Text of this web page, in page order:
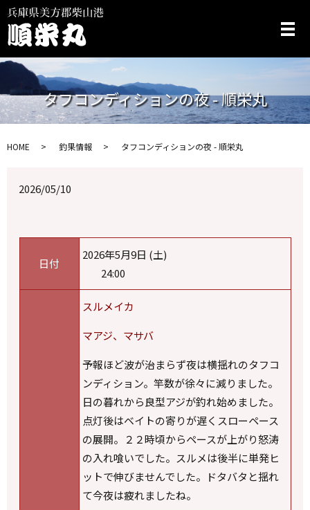
メ
タフコンディションの夜 - 順栄丸
HOME 釣果情報 タフコンディションの夜 - 順栄丸
2026/05/10
日付
2026年5月9日 (土)
24:00
スルメイカ
マアジ、マサバ
予報ほど波が治まらず夜は横揺れのタフコ
ンディション。竿数が徐々に減りました。
日の暮れから良型アジが釣れ始めました。
点灯後はベイトの寄りが遅くスローペース
の展開。２２時頃からペースが上がり怒涛
の入れ喰いでした。スルメは後半に単発ヒ
ットで伸びませんでした。ドタバタと揺れ
て今夜は疲れましたね。